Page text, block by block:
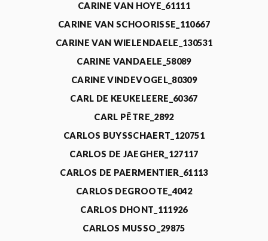
CARINE VAN HOYE_61111
CARINE VAN SCHOORISSE_110667
CARINE VAN WIELENDAELE_130531
CARINE VANDAELE_58089
CARINE VINDEVOGEL_80309
CARL DE KEUKELEERE_60367
CARL PÊTRE_2892
CARLOS BUYSSCHAERT_120751
CARLOS DE JAEGHER_127117
CARLOS DE PAERMENTIER_61113
CARLOS DEGROOTE_4042
CARLOS DHONT_111926
CARLOS MUSSO_29875